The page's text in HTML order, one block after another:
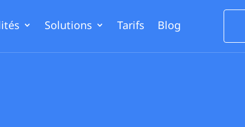
Solutions Tarifs Blog